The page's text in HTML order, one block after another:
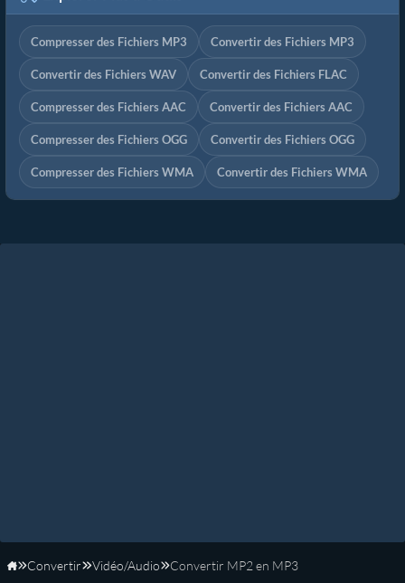
Compresser des Fichiers MP3 Convertir des Fichiers MP3
Convertir des Fichiers WAV Convertir des Fichiers FLAC
Compresser des Fichiers AAC Convertir des Fichiers AAC
Compresser des Fichiers OGG Convertir des Fichiers OGG
Compresser des Fichiers WMA Convertir des Fichiers WMA
Accueil
Convertir Vidéo/Audio Convertir MP2 en MP3